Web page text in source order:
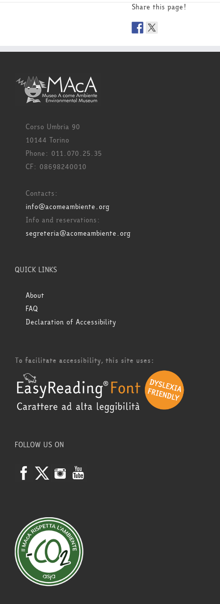
Share this page!
Corso Umbria 90
10144 Torino
Phone: 011.070.25.35
CF: 08698240010
Contacts:
info@acomeambiente.org
Info and reservations:
segreteria@acomeambiente.org
QUICK LINKS
About
FAQ
Declaration of Accessibility
To facilitate accessibility, this site uses:
FOLLOW US ON